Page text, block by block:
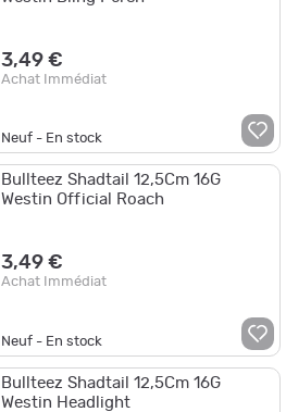
3,49 €
Achat Immédiat
Neuf - En stock
Bullteez Shadtail 12,5Cm 16G
Westin Official Roach
3,49 €
Achat Immédiat
Neuf - En stock
Bullteez Shadtail 12,5Cm 16G
Westin Headlight